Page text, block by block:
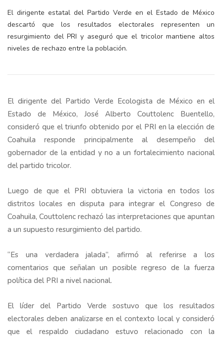
El dirigente estatal del Partido Verde en el Estado de México
descartó que los resultados electorales representen un
resurgimiento del PRI y aseguró que el tricolor mantiene altos
niveles de rechazo entre la población.
El dirigente del Partido Verde Ecologista de México en el
Estado de México, José Alberto Couttolenc Buentello,
consideró que el triunfo obtenido por el PRI en la elección de
Coahuila responde principalmente al desempeño del
gobernador de la entidad y no a un fortalecimiento nacional
del partido tricolor.
Luego de que el PRI obtuviera la victoria en todos los
distritos locales en disputa para integrar el Congreso de
Coahuila, Couttolenc rechazó las interpretaciones que apuntan
a un supuesto resurgimiento del partido.
“Es una verdadera jalada”, afirmó al referirse a los
comentarios que señalan un posible regreso de la fuerza
política del PRI a nivel nacional.
El líder del Partido Verde sostuvo que los resultados
electorales deben analizarse en el contexto local y consideró
que el respaldo ciudadano estuvo relacionado con la